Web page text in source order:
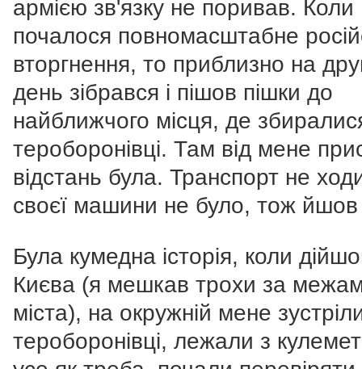
армією зв'язку не поривав. Коли
почалося повномасштабне
вторгнення, то приблизно на
день зібрався і пішов пішки до
найближчого місця, де
тероборонівці. Там від мене
відстань була. Транспорт не
своєї машини не було, тож йшов
Була кумедна історія, коли
Києва (я мешкав трохи за
міста), на окружній мене
тероборонівці, лежали з